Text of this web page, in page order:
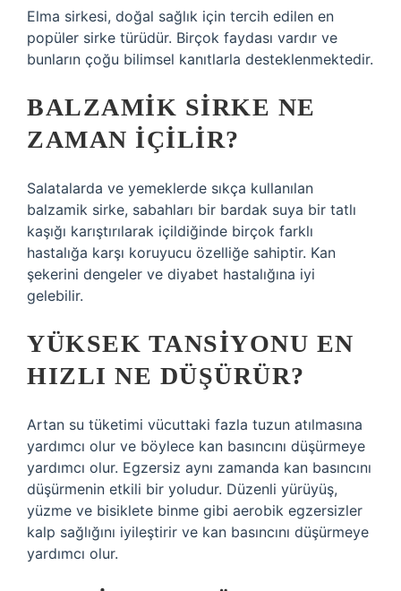
Elma sirkesi, doğal sağlık için tercih edilen en
popüler sirke türüdür. Birçok faydası vardır ve
bunların çoğu bilimsel kanıtlarla desteklenmektedir.
BALZAMIK SIRKE NE
ZAMAN IÇILIR?
Salatalarda ve yemeklerde sıkça kullanılan
balzamik sirke, sabahları bir bardak suya bir tatlı
kaşığı karıştırılarak içildiğinde birçok farklı
hastalığa karşı koruyucu özelliğe sahiptir. Kan
şekerini dengeler ve diyabet hastalığına iyi
gelebilir.
YÜKSEK TANSIYONU EN
HIZLI NE DÜŞÜRÜR?
Artan su tüketimi vücuttaki fazla tuzun atılmasına
yardımcı olur ve böylece kan basıncını düşürmeye
yardımcı olur. Egzersiz aynı zamanda kan basıncını
düşürmenin etkili bir yoludur. Düzenli yürüyüş,
yüzme ve bisiklete binme gibi aerobik egzersizler
kalp sağlığını iyileştirir ve kan basıncını düşürmeye
yardımcı olur.